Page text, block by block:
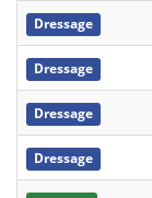
Dressage
Dressage
Dressage
Dressage